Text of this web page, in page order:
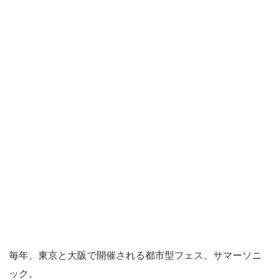
毎年、東京と大阪で開催される都市型フェス、サマーソニ
ック。